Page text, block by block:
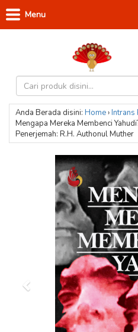
Menu
Anda Berada disini: Home›Intrans
Mengapa Mereka Membenci
Penerjemah: R.H. Authonul Muther